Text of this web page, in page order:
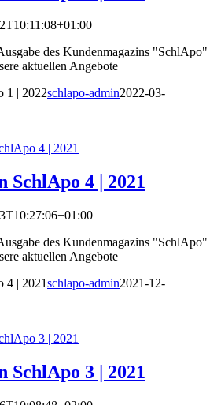
des Kundenmagazins "SchlApo"
aktuellen Angebote
1 | 2022schlapo-admin2022-03-
4 | 2021
SchlApo 4 | 2021
des Kundenmagazins "SchlApo"
aktuellen Angebote
4 | 2021schlapo-admin2021-12-
3 | 2021
SchlApo 3 | 2021